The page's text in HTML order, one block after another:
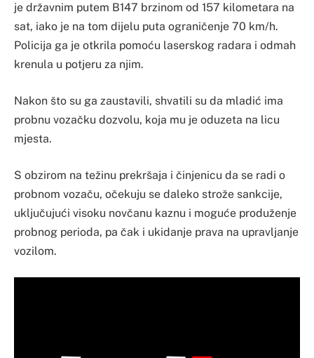
je državnim putem B147 brzinom od 157 kilometara na
sat, iako je na tom dijelu puta ograničenje 70 km/h.
Policija ga je otkrila pomoću laserskog radara i odmah
krenula u potjeru za njim.
Nakon što su ga zaustavili, shvatili su da mladić ima
probnu vozačku dozvolu, koja mu je oduzeta na licu
mjesta.
S obzirom na težinu prekršaja i činjenicu da se radi o
probnom vozaču, očekuju se daleko strože sankcije,
uključujući visoku novčanu kaznu i moguće produženje
probnog perioda, pa čak i ukidanje prava na upravljanje
vozilom.